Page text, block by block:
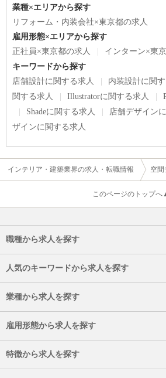
業種×エリアから探す
リフォーム・内装会社×東京都の求人
雇用形態×エリアから探す
正社員×東京都の求人
インターン×東
キーワードから探す
店舗設計に関する求人
内装設計に関
関する求人
Illustratorに関する求人
Shadeに関する求人
店舗デザイン
ザインに関する求人
インテリア・建築業界の求人・転職情報 空
このページのトップへ
職種から求人を探す
人気のキーワードから求人を探す
業種から求人を探す
雇用形態から求人を探す
特徴から求人を探す